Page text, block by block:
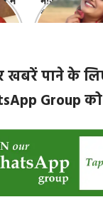
बारे
हैं सबसे
खबरें पाने के
Group